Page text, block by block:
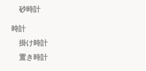
砂時計
時計
掛け時計
置き時計